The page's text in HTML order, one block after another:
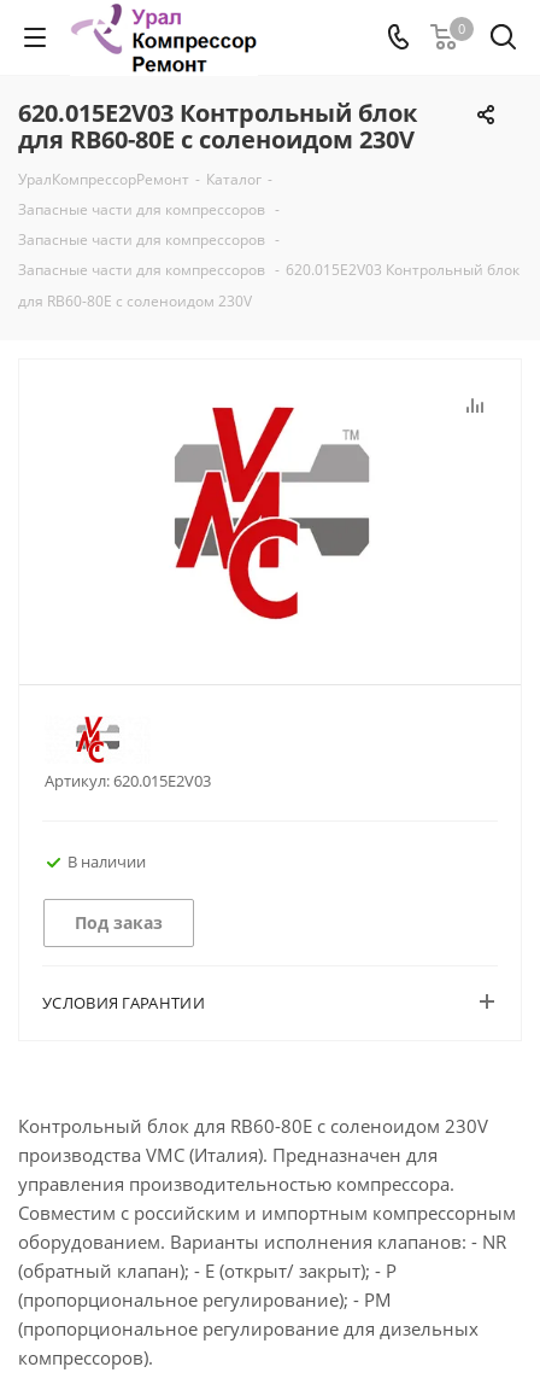
0
620.015E2V03 Контрольный блок
для RB60-80E с соленоидом 230V
УралКомпрессорРемонт - Каталог -
Запасные части для компрессоров -
Запасные части для компрессоров -
Запасные части для компрессоров - 620.015E2V03 Контрольный блок
для RB60-80E с соленоидом 230V
Артикул:620.015E2V03
В наличии
Под заказ
УСЛОВИЯ ГАРАНТИИ
Контрольный блок для RB60-80E с соленоидом 230V
производства VMC (Италия). Предназначен для
управления производительностью компрессора.
Совместим с российским и импортным компрессорным
оборудованием. Варианты исполнения клапанов: - NR
(обратный клапан); - E (открыт/ закрыт); - P
(пропорциональное регулирование); - PM
(пропорциональное регулирование для дизельных
компрессоров).